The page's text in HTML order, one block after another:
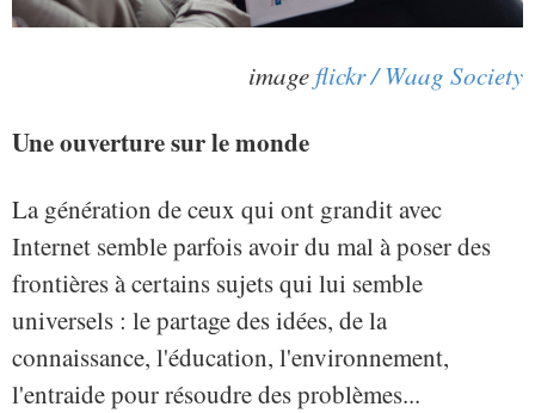
image flickr / Waag Society
Une ouverture sur le monde
La génération de ceux qui ont grandit avec
Internet semble parfois avoir du mal à poser des
frontières à certains sujets qui lui semble
universels : le partage des idées, de la
connaissance, l'éducation, l'environnement,
l'entraide pour résoudre des problèmes...